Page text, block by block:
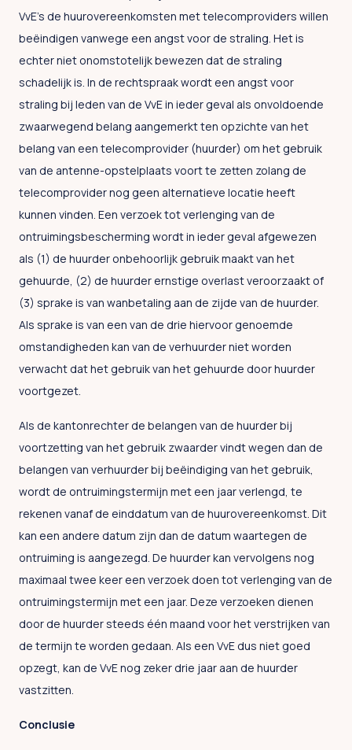
VvE’s de huurovereenkomsten met telecomproviders willen
beëindigen vanwege een angst voor de straling. Het is
echter niet onomstotelijk bewezen dat de straling
schadelijk is. In de rechtspraak wordt een angst voor
straling bij leden van de VvE in ieder geval als onvoldoende
zwaarwegend belang aangemerkt ten opzichte van het
belang van een telecomprovider (huurder) om het gebruik
van de antenne-opstelplaats voort te zetten zolang de
telecomprovider nog geen alternatieve locatie heeft
kunnen vinden. Een verzoek tot verlenging van de
ontruimingsbescherming wordt in ieder geval afgewezen
als (1) de huurder onbehoorlijk gebruik maakt van het
gehuurde, (2) de huurder ernstige overlast veroorzaakt of
(3) sprake is van wanbetaling aan de zijde van de huurder.
Als sprake is van een van de drie hiervoor genoemde
omstandigheden kan van de verhuurder niet worden
verwacht dat het gebruik van het gehuurde door huurder
voortgezet.
Als de kantonrechter de belangen van de huurder bij
voortzetting van het gebruik zwaarder vindt wegen dan de
belangen van verhuurder bij beëindiging van het gebruik,
wordt de ontruimingstermijn met een jaar verlengd, te
rekenen vanaf de einddatum van de huurovereenkomst. Dit
kan een andere datum zijn dan de datum waartegen de
ontruiming is aangezegd. De huurder kan vervolgens nog
maximaal twee keer een verzoek doen tot verlenging van de
ontruimingstermijn met een jaar. Deze verzoeken dienen
door de huurder steeds één maand voor het verstrijken van
de termijn te worden gedaan. Als een VvE dus niet goed
opzegt, kan de VvE nog zeker drie jaar aan de huurder
vastzitten.
Conclusie